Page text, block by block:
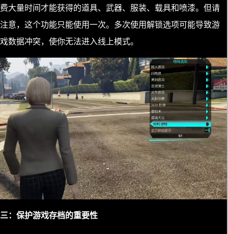
费大量时间才能获得的道具、武器、服装、载具和喷漆。但请
注意，这个功能只能使用一次。多次使用解锁选项可能导致游
戏数据冲突，使你无法进入线上模式。
三：保护游戏存档的重要性